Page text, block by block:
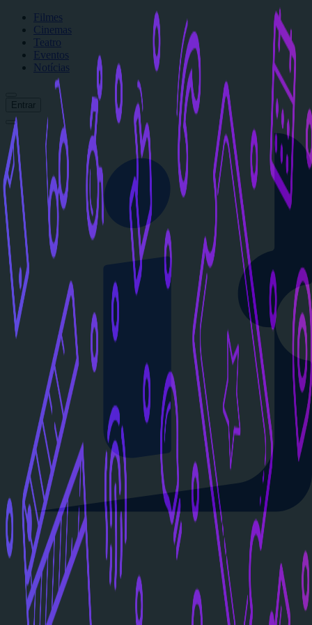
Filmes
Cinemas
Teatro
Eventos
Notícias
Entrar
Início
Filmes
Cinemas
Teatro
Eventos
Notícias